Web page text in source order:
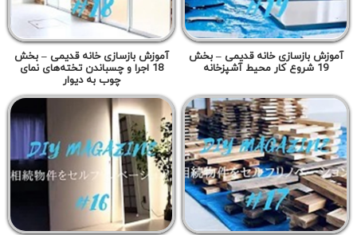
آموزش بازسازی خانه قدیمی – بخش
19 شروع کار محیط آشپزخانه
آموزش بازسازی خانه قدیمی – بخش
18 اجرا و چسباندن تخته‌های نمای
چوب به دیوار